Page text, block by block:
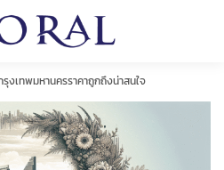
งเทพมหานครราคาถูกถึงน่าสนใจ